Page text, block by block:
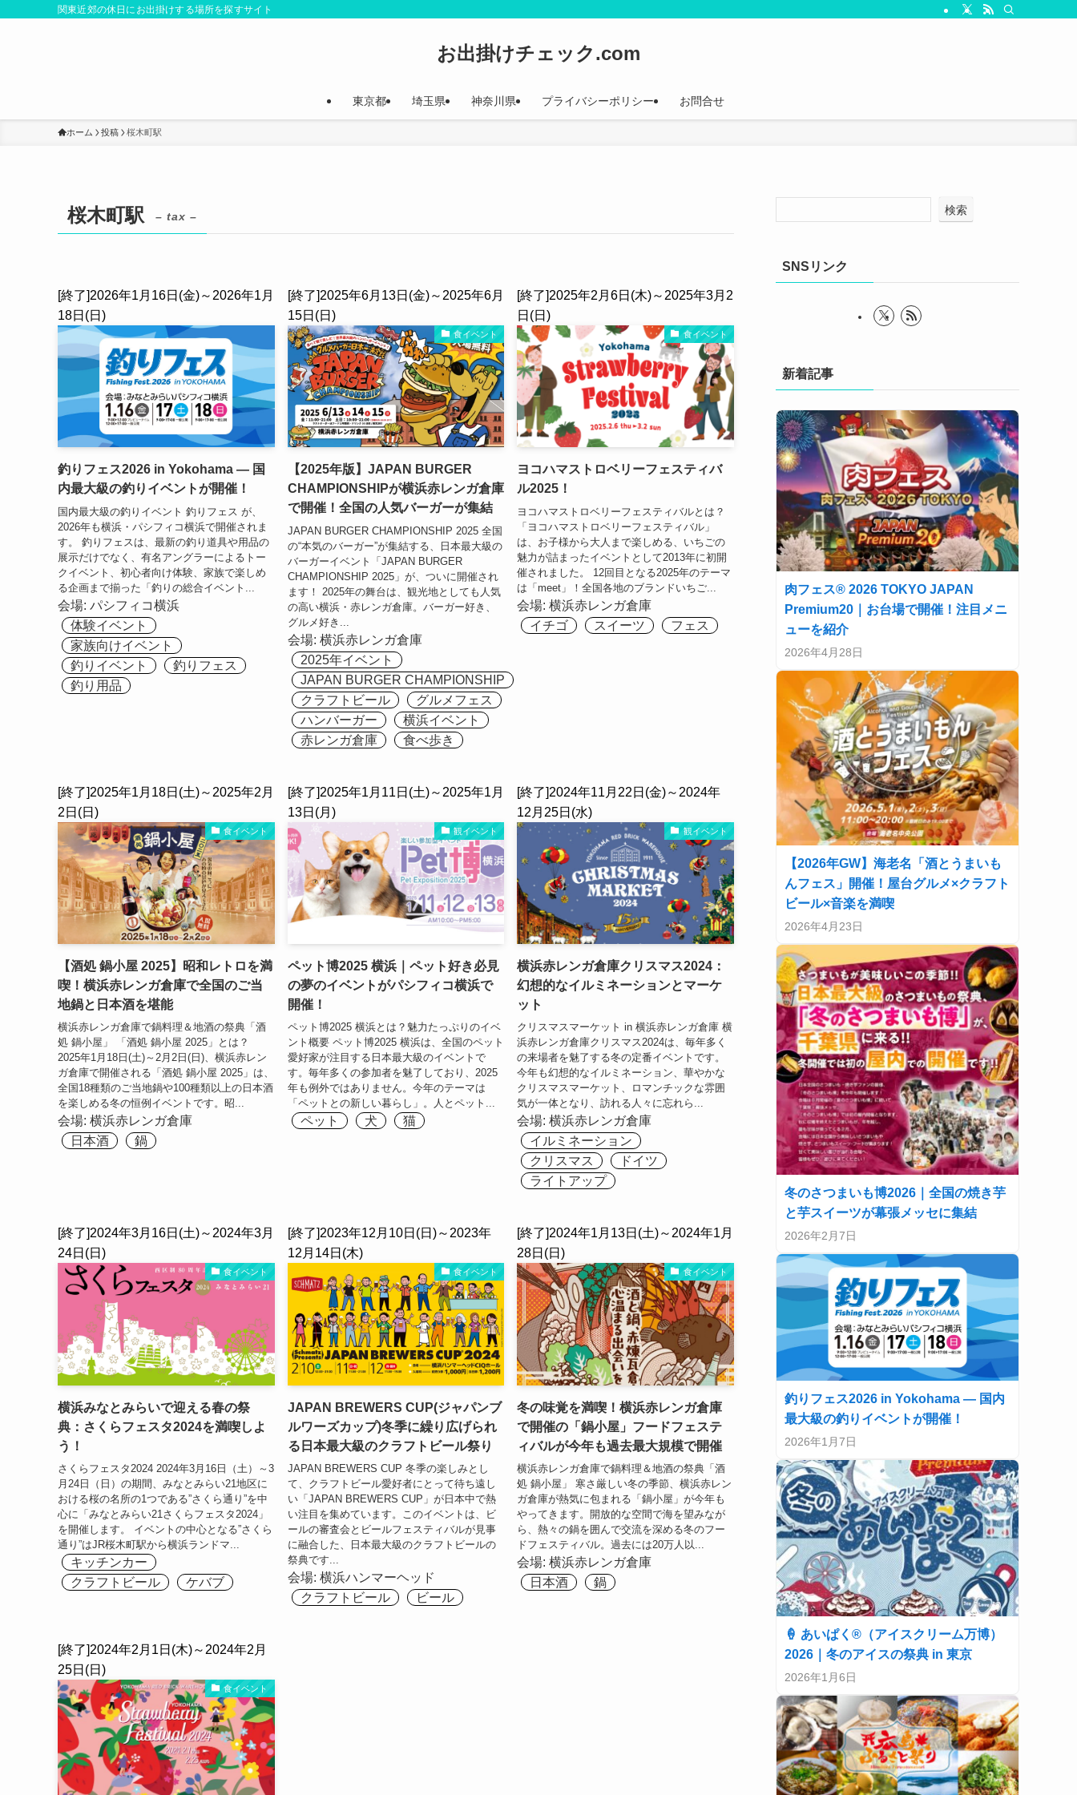
関東近郊の休日にお出掛けする場所を探すサイト
お出掛けチェック.com
東京都 埼玉県 神奈川県 プライバシーポリシー お問合せ
ホーム 投稿 桜木町駅
桜木町駅 – tax –
[終了]2026年1月16日(金)～2026年1月
18日(日)
釣りフェス2026 in Yokohama — 国
内最大級の釣りイベントが開催！
国内最大級の釣りイベント 釣りフェス が、
2026年も横浜・パシフィコ横浜で開催されま
す。 釣りフェスは、最新の釣り道具や用品の
展示だけでなく、有名アングラーによるトー
クイベント、初心者向け体験、家族で楽しめ
る企画まで揃った「釣りの総合イベント...
会場: パシフィコ横浜
体験イベント
家族向けイベント
釣りイベント
釣りフェス
釣り用品
[終了]2025年6月13日(金)～2025年6月
15日(日)
食イベント
【2025年版】JAPAN BURGER
CHAMPIONSHIPが横浜赤レンガ倉庫
で開催！全国の人気バーガーが集結
JAPAN BURGER CHAMPIONSHIP 2025 全国
の“本気のバーガー”が集結する、日本最大級の
バーガーイベント「JAPAN BURGER
CHAMPIONSHIP 2025」が、ついに開催され
ます！ 2025年の舞台は、観光地としても人気
の高い横浜・赤レンガ倉庫。バーガー好き、
グルメ好き...
会場: 横浜⾚レンガ倉庫
2025年イベント
JAPAN BURGER CHAMPIONSHIP
クラフトビール
グルメフェス
ハンバーガー
横浜イベント
赤レンガ倉庫
食べ歩き
[終了]2025年2月6日(木)～2025年3月2
日(日)
食イベント
ヨコハマストロベリーフェスティバ
ル2025！
ヨコハマストロベリーフェスティバルとは？
「ヨコハマストロベリーフェスティバル」
は、お子様から大人まで楽しめる、いちごの
魅力が詰まったイベントとして2013年に初開
催されました。 12回目となる2025年のテーマ
は「meet」！全国各地のブランドいちご...
会場: 横浜赤レンガ倉庫
イチゴ
スイーツ フェス
[終了]2025年1月18日(土)～2025年2月
2日(日)
食イベント
【酒処 鍋小屋 2025】昭和レトロを満
喫！横浜赤レンガ倉庫で全国のご当
地鍋と日本酒を堪能
横浜赤レンガ倉庫で鍋料理＆地酒の祭典「酒
処 鍋小屋」 「酒処 鍋小屋 2025」とは？
2025年1月18日(土)～2月2日(日)、横浜赤レン
ガ倉庫で開催される「酒処 鍋小屋 2025」は、
全国18種類のご当地鍋や100種類以上の日本酒
を楽しめる冬の恒例イベントです。昭...
会場: 横浜⾚レンガ倉庫
日本酒
鍋
[終了]2025年1月11日(土)～2025年1月
13日(月)
観イベント
ペット博2025 横浜｜ペット好き必見
の夢のイベントがパシフィコ横浜で
開催！
ペット博2025 横浜とは？魅力たっぷりのイベ
ント概要 ペット博2025 横浜は、全国のペット
愛好家が注目する日本最大級のイベントで
す。毎年多くの参加者を魅了しており、2025
年も例外ではありません。今年のテーマは
「ペットとの新しい暮らし」。人とペット...
ペット 犬 猫
[終了]2024年11月22日(金)～2024年
12月25日(水)
観イベント
横浜赤レンガ倉庫クリスマス2024：
幻想的なイルミネーションとマーケ
ット
クリスマスマーケット in 横浜赤レンガ倉庫 横
浜赤レンガ倉庫クリスマス2024は、毎年多く
の来場者を魅了する冬の定番イベントです。
今年も幻想的なイルミネーション、華やかな
クリスマスマーケット、ロマンチックな雰囲
気が一体となり、訪れる人々に忘れら...
会場: 横浜赤レンガ倉庫
イルミネーション
クリスマス
ドイツ
ライトアップ
[終了]2024年3月16日(土)～2024年3月
24日(日)
食イベント
横浜みなとみらいで迎える春の祭
典：さくらフェスタ2024を満喫しよ
う！
さくらフェスタ2024 2024年3月16日（土）～3
月24日（日）の期間、みなとみらい21地区に
おける桜の名所の1つである”さくら通り”を中
心に「みなとみらい21さくらフェスタ2024」
を開催します。 イベントの中心となる”さくら
通り”はJR桜木町駅から横浜ランドマ...
キッチンカー
クラフトビール
ケバブ
[終了]2023年12月10日(日)～2023年
12月14日(木)
食イベント
JAPAN BREWERS CUP(ジャパンブ
ルワーズカップ)冬季に繰り広げられ
る日本最大級のクラフトビール祭り
JAPAN BREWERS CUP 冬季の楽しみとし
て、クラフトビール愛好者にとって待ち遠し
い「JAPAN BREWERS CUP」が日本中で熱
い注目を集めています。このイベントは、ビ
ールの審査会とビールフェスティバルが見事
に融合した、日本最大級のクラフトビールの
祭典です...
会場: 横浜ハンマーヘッド
クラフトビール
ビール
[終了]2024年1月13日(土)～2024年1月
28日(日)
食イベント
冬の味覚を満喫！横浜赤レンガ倉庫
で開催の「鍋小屋」フードフェステ
ィバルが今年も過去最大規模で開催
横浜赤レンガ倉庫で鍋料理＆地酒の祭典「酒
処 鍋小屋」 寒さ厳しい冬の季節、横浜赤レン
ガ倉庫が熱気に包まれる「鍋小屋」が今年も
やってきます。開放的な空間で海を望みなが
ら、熱々の鍋を囲んで交流を深める冬のフー
ドフェスティバル。過去には20万人以...
会場: 横浜⾚レンガ倉庫
日本酒
鍋
[終了]2024年2月1日(木)～2024年2月
25日(日)
食イベント
検索
SNSリンク
新着記事
肉フェス® 2026 TOKYO JAPAN
Premium20｜お台場で開催！注目メニ
ューを紹介
2026年4月28日
【2026年GW】海老名「酒とうまいも
んフェス」開催！屋台グルメ×クラフト
ビール×音楽を満喫
2026年4月23日
冬のさつまいも博2026｜全国の焼き芋
と芋スイーツが幕張メッセに集結
2026年2月7日
釣りフェス2026 in Yokohama — 国内
最大級の釣りイベントが開催！
2026年1月7日
🍦 あいぱく®（アイスクリーム万博）
2026｜冬のアイスの祭典 in 東京
2026年1月6日